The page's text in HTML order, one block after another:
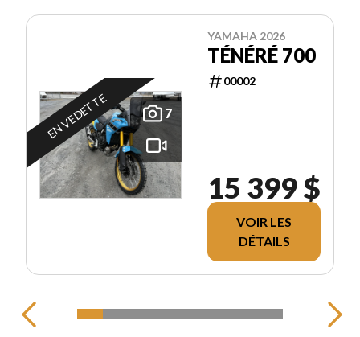
7
EN VEDETTE
YAMAHA 2026
TÉNÉRÉ 700
00002
15 399 $
VOIR LES
DÉTAILS